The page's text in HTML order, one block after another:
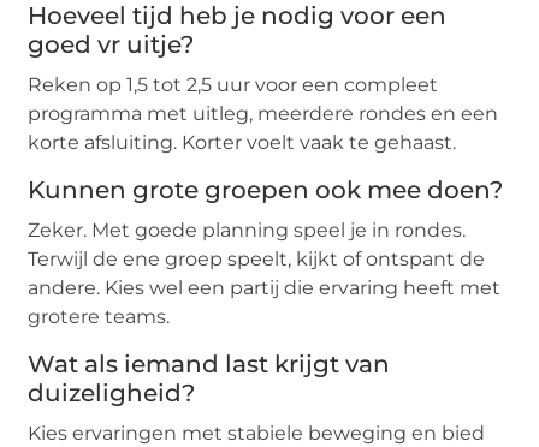
Hoeveel tijd heb je nodig voor een
goed vr uitje?
Reken op 1,5 tot 2,5 uur voor een compleet
programma met uitleg, meerdere rondes en een
korte afsluiting. Korter voelt vaak te gehaast.
Kunnen grote groepen ook mee doen?
Zeker. Met goede planning speel je in rondes.
Terwijl de ene groep speelt, kijkt of ontspant de
andere. Kies wel een partij die ervaring heeft met
grotere teams.
Wat als iemand last krijgt van
duizeligheid?
Kies ervaringen met stabiele beweging en bied